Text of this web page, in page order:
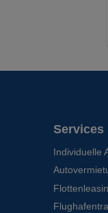
Services
Individuelle